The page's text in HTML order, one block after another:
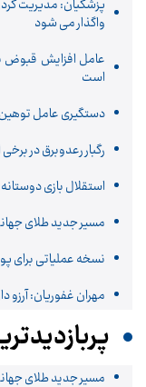
پزشکیان: مدیریت
واگذار می شود
عامل افزایش قبوض
است
دستگیری عامل توهین
رگبار رعدوبرق در
استقلال بازی
مسیر جدید طلای
نسخه عملیاتی برای
مهران غفوریان: آرزو
مسیر جدید طلای